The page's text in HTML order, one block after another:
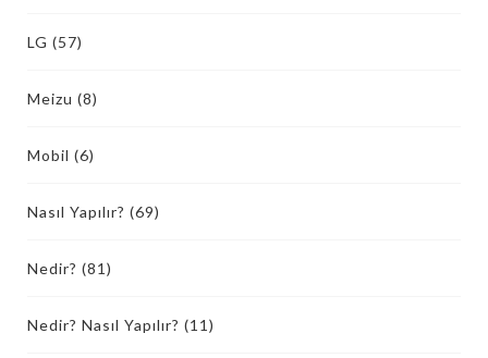
LG (57)
Meizu (8)
Mobil (6)
Nasıl Yapılır? (69)
Nedir? (81)
Nedir? Nasıl Yapılır? (11)